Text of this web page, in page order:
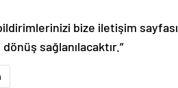
bize iletişim sayfası
sağlanılacaktır.”